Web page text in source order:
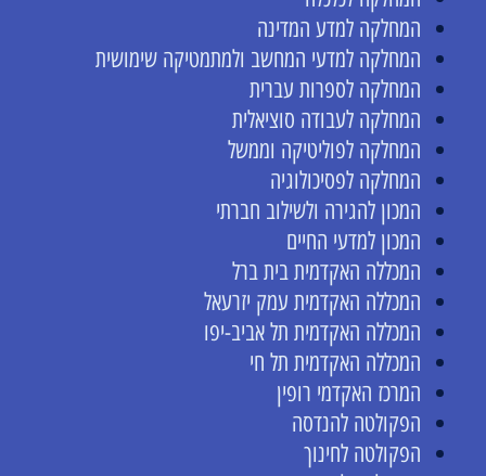
המחלקה למדע המדינה
המחלקה למדעי המחשב ולמתמטיקה שימושית
המחלקה לספרות עברית
המחלקה לעבודה סוציאלית
המחלקה לפוליטיקה וממשל
המחלקה לפסיכולוגיה
המכון להגירה ולשילוב חברתי
המכון למדעי החיים
המכללה האקדמית בית ברל
המכללה האקדמית עמק יזרעאל
המכללה האקדמית תל אביב-יפו
המכללה האקדמית תל חי
המרכז האקדמי רופין
הפקולטה להנדסה
הפקולטה לחינוך